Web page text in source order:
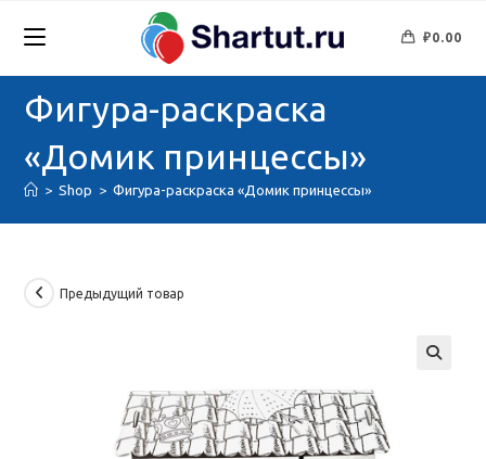
₽0.00
Фигура-раскраска
«Домик принцессы»
> Shop > Фигура-раскраска «Домик принцессы»
Предыдущий товар